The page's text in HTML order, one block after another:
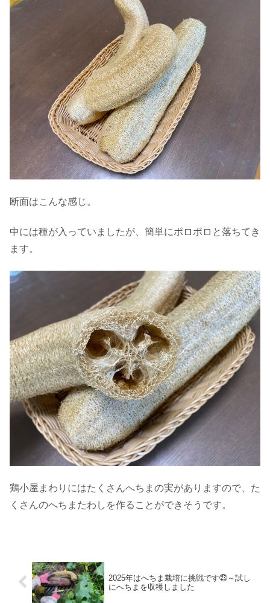
断面はこんな感じ。
中には種が入っていましたが、簡単にポロポロと落ちてき
ます。
鶏小屋まわりにはたくさんへちまの実がありますので、た
くさんのへちまたわしを作ることができそうです。
2025年はへちま栽培に挑戦です㉓～試し
にへちまを収穫しました